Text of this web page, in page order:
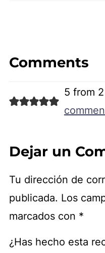
Comments
5 from
Dejar un
Tu dirección de
publicada. Los
marcados con *
¿Has hecho esta